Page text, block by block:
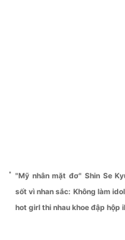
"Mỹ nhân mặt đơ" Shin Se
sốt vì nhan sắc: Không làm
hot girl thi nhau khoe đập hộp